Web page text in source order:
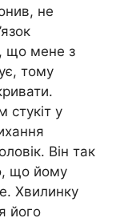
не
що мене з
тому
стукіт у
Він так
що йому
Хвилинку
його